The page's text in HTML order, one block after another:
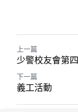
上一篇
少警校友會第
下一篇
義工活動